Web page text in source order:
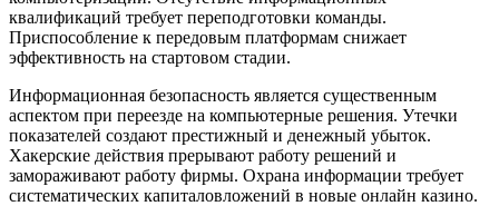
квалификаций требует переподготовки команды.
Приспособление к передовым платформам снижает
эффективность на стартовом стадии.
Информационная безопасность является существенным
аспектом при переезде на компьютерные решения. Утечки
показателей создают престижный и денежный убыток.
Хакерские действия прерывают работу решений и
замораживают работу фирмы. Охрана информации требует
систематических капиталовложений в новые онлайн казино.